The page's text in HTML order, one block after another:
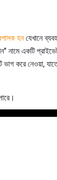
হনযেখানে
একটি প্রাইভেট
ভাগ করে নেওয়া,